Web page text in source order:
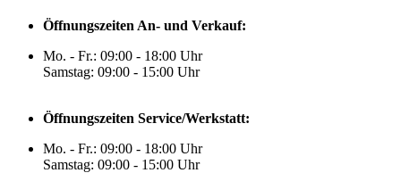
Öffnungszeiten An- und Verkauf:
Mo. - Fr.: 09:00 - 18:00 Uhr
Samstag: 09:00 - 15:00 Uhr
Öffnungszeiten Service/Werkstatt:
Mo. - Fr.: 09:00 - 18:00 Uhr
Samstag: 09:00 - 15:00 Uhr